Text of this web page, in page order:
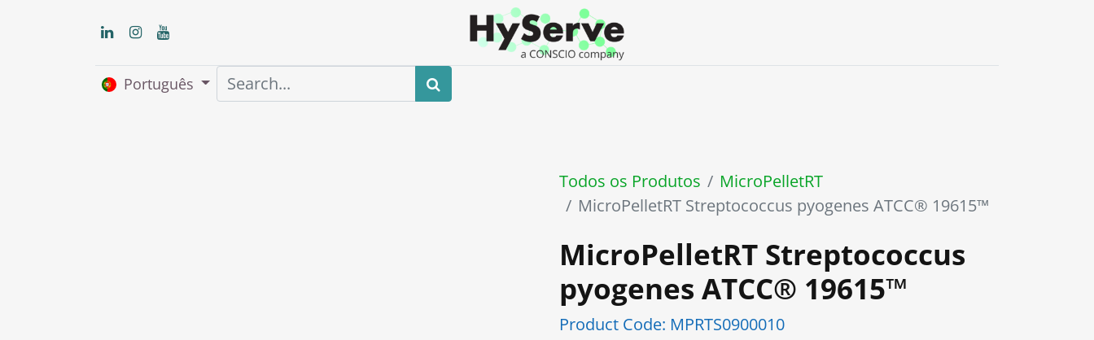
Português
Todos os Produtos
MicroPelletRT
MicroPelletRT Streptococcus pyogenes ATCC® 19615™
MicroPelletRT Streptococcus
pyogenes ATCC® 19615™
Product Code: MPRTS0900010